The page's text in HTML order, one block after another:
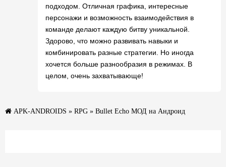
подходом. Отличная графика, интересные
персонажи и возможность взаимодействия в
команде делают каждую битву уникальной.
Здорово, что можно развивать навыки и
комбинировать разные стратегии. Но иногда
хочется больше разнообразия в режимах. В
целом, очень захватывающе!
APK-ANDROIDS » RPG » Bullet Echo МОД на Андроид